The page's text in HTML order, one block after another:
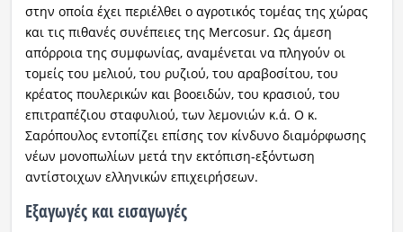
στην οποία έχει περιέλθει ο αγροτικός τομέας της χώρας
και τις πιθανές συνέπειες της Mercosur. Ως άμεση
απόρροια της συμφωνίας, αναμένεται να πληγούν οι
τομείς του μελιού, του ρυζιού, του αραβοσίτου, του
κρέατος πουλερικών και βοοειδών, του κρασιού, του
επιτραπέζιου σταφυλιού, των λεμονιών κ.ά. Ο κ.
Σαρόπουλος εντοπίζει επίσης τον κίνδυνο διαμόρφωσης
νέων μονοπωλίων μετά την εκτόπιση-εξόντωση
αντίστοιχων ελληνικών επιχειρήσεων.
Εξαγωγές και εισαγωγές